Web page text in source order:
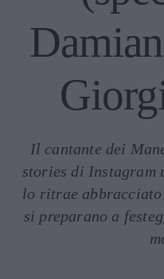
Il cantante dei
stories di Instagram
lo ritrae abbracciato
si preparano a